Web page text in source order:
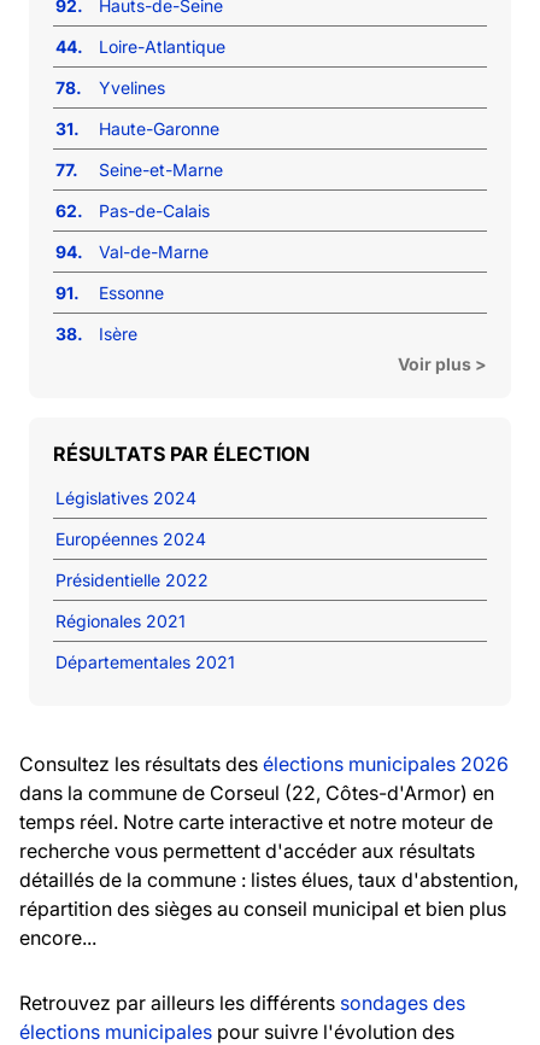
92.
Hauts-de-Seine
44.
Loire-Atlantique
78.
Yvelines
31.
Haute-Garonne
77.
Seine-et-Marne
62.
Pas-de-Calais
94.
Val-de-Marne
91.
Essonne
38.
Isère
Voir plus >
RÉSULTATS PAR ÉLECTION
Législatives 2024
Européennes 2024
Présidentielle 2022
Régionales 2021
Départementales 2021
Consultez les résultats des élections municipales 2026
dans la commune de Corseul (22, Côtes-d'Armor) en
temps réel. Notre carte interactive et notre moteur de
recherche vous permettent d'accéder aux résultats
détaillés de la commune : listes élues, taux d'abstention,
répartition des sièges au conseil municipal et bien plus
encore...
Retrouvez par ailleurs les différents sondages des
élections municipales pour suivre l'évolution des